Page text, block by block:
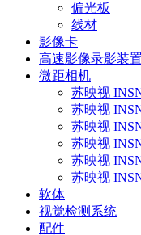
偏光板
线材
影像卡
高速影像录影装置
微距相机
苏映视
苏映视
苏映视
苏映视
苏映视
苏映视
软体
视觉检测系统
配件